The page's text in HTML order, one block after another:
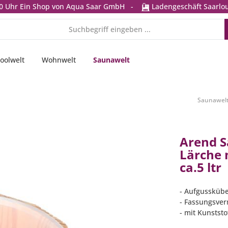
Uhr Ein Shop von Aqua Saar GmbH - Ladengeschäft
Wohnwelt Saunawelt
Saunawelt
Arend
Lärche
ca.5 ltr
-
-
- mit